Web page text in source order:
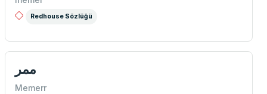
Redhouse Sözlüğü
ممر
Memerr